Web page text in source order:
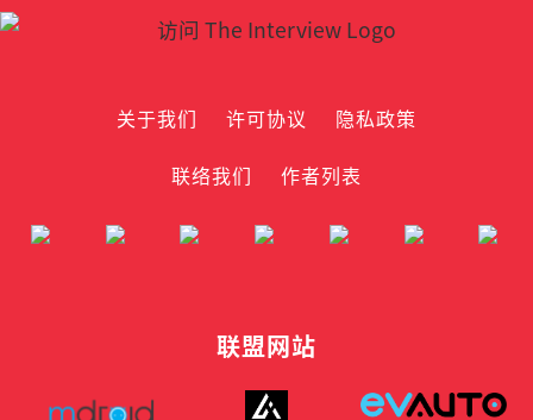
关于我们 许可协议
隐私政策
联络我们
作者列表
联盟网站